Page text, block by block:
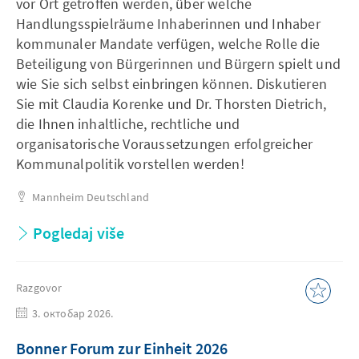
Handlungsspielräume Inhaberinnen und Inhaber
kommunaler Mandate verfügen, welche Rolle die
Beteiligung von Bürgerinnen und Bürgern spielt und
wie Sie sich selbst einbringen können. Diskutieren
Sie mit Claudia Korenke und Dr. Thorsten Dietrich,
die Ihnen inhaltliche, rechtliche und
organisatorische Voraussetzungen erfolgreicher
Kommunalpolitik vorstellen werden!
Mannheim Deutschland
Pogledaj više
Razgovor
3. октобар 2026.
Bonner Forum zur Einheit 2026